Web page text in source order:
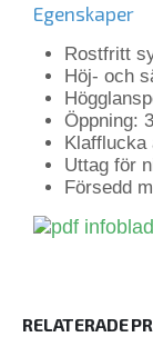
Egenskaper
Rostfritt
Höj- och
Öppning:
Klafflucka
Uttag för
Försedd
RELATERADE